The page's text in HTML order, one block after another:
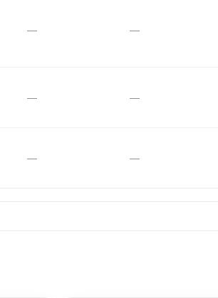
— —
— —
— —